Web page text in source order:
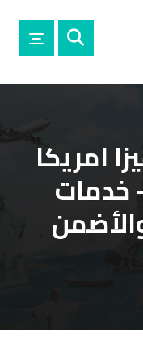
امريكا
خدمات